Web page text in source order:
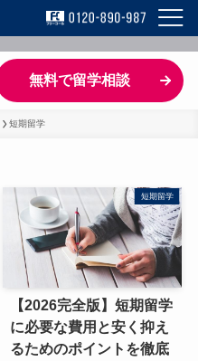
無料で留学相談
短期留学
短期留学
【2026完全版】短期留学
に必要な費用と安く抑え
るためのポイントを徹底